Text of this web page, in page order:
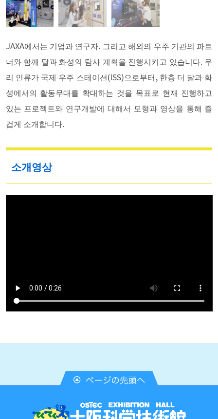
JAXA에서는 기업과 연구자. 그리고 해외의 우주 기관의 파트
너와 함께 달과 화성의 탐사 계획을 진행시키고 있습니다. 우
리 인류가 국제 우주 스테이션(ISS)으로부터, 한층 더 달과 화
성에서의 활동무대를 확대하는 것을 목표로 현재 진행하고
있는 프로젝트와 연구개발에 대해서 모형과 영상을 통해 즐
겁게 소개합니다.
소개영상